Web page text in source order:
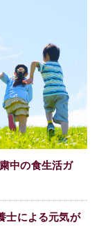
中の食生活ガ
士による元気が